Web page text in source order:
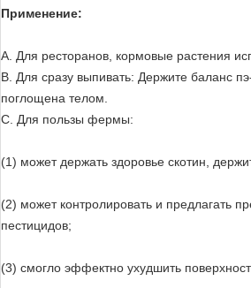
Применение:
A. Для ресторанов, кормовые растения
B. Для сразу выпивать: Держите баланс
поглощена телом.
C. Для пользы фермы:
(1) может держать здоровье скотин,
(2) может контролировать и предлагать
пестицидов;
(3) смогло эффектно ухудшить